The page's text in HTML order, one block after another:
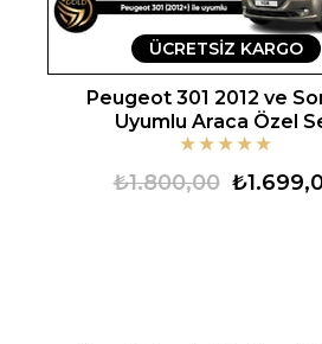
Peugeot 301 2012 ve
Uyumlu Araca Özel
★★★★★
₺1.800,00
ÜCRETSIZ KARGO